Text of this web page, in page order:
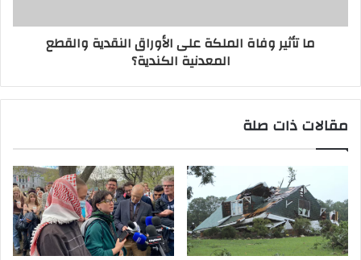
ما تأثير وفاة الملكة على الأوراق النقدية والقطع
المعدنية الكندية؟
مقالات ذات صلة